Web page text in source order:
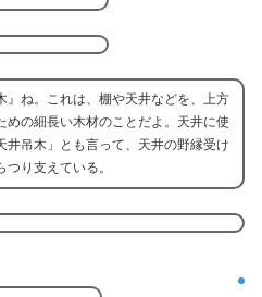
』ね。これは、棚や天井などを、上方
めの細長い木材のことだよ。天井に使
井吊木」とも言って、天井の野縁受け
り支えている。